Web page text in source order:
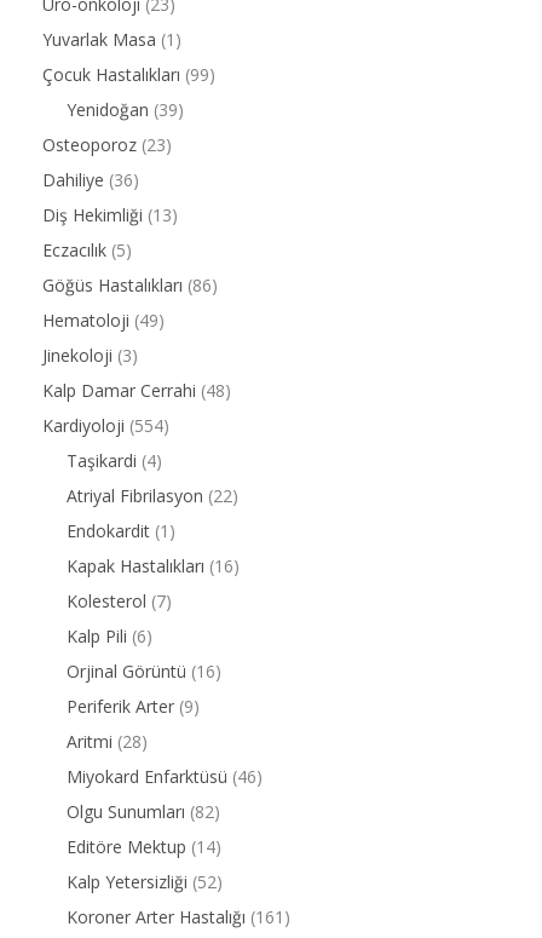
Yuvarlak Masa (1)
Çocuk Hastalıkları (99)
Yenidoğan (39)
Osteoporoz (23)
Dahiliye (36)
Diş Hekimliği (13)
Eczacılık (5)
Göğüs Hastalıkları (86)
Hematoloji (49)
Jinekoloji (3)
Kalp Damar Cerrahi (48)
Kardiyoloji (554)
Taşikardi (4)
Atriyal Fibrilasyon (22)
Endokardit (1)
Kapak Hastalıkları (16)
Kolesterol (7)
Kalp Pili (6)
Orjinal Görüntü (16)
Periferik Arter (9)
Aritmi (28)
Miyokard Enfarktüsü (46)
Olgu Sunumları (82)
Editöre Mektup (14)
Kalp Yetersizliği (52)
Koroner Arter Hastalığı (161)